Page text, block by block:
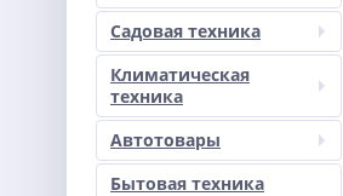
Садовая техника
Климатическая
техника
Автотовары
Бытовая техника